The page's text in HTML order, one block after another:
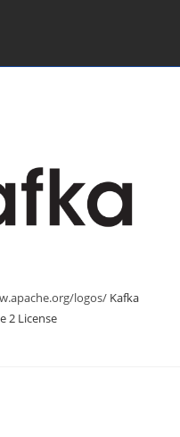
logos/ Kafka
2 License